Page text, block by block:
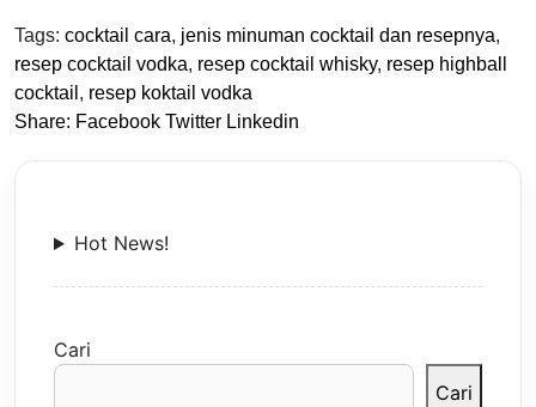
Tags: cocktail cara, jenis minuman cocktail dan resepnya,
resep cocktail vodka, resep cocktail whisky, resep highball
cocktail , resep koktail vodka
Share: Facebook Twitter Linkedin
Hot News!
Cari
Cari